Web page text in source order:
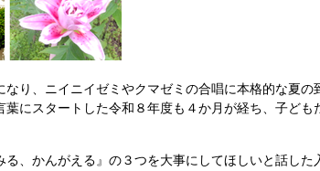
り、ニイニイゼミやクマゼミの合唱に本格的な夏の
にスタートした令和８年度も４か月が経ち、子ども
る、かんがえる』の３つを大事にしてほしいと話した